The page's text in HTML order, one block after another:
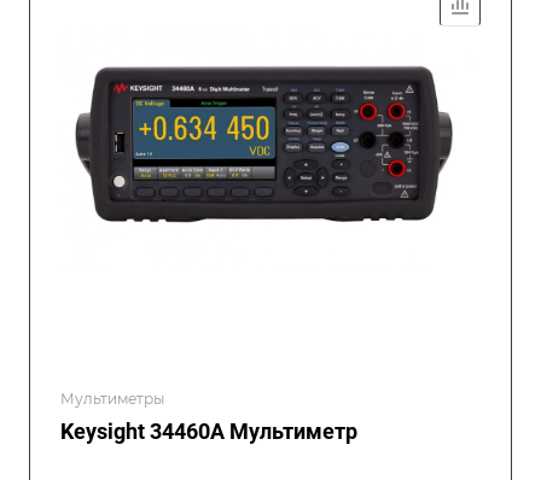
Мультиметры
Keysight 34460A Мультиметр